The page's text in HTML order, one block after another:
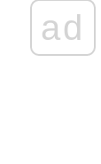
ad